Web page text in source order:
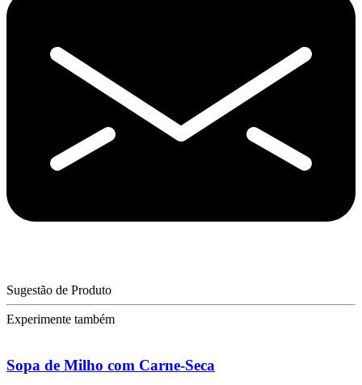
Sugestão de Produto
Experimente também
Sopa de Milho com Carne-Seca